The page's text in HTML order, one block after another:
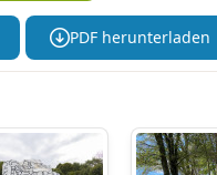
PDF herunterladen